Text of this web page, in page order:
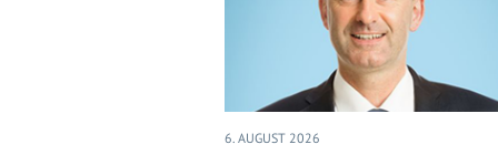
6. AUGUST 2026